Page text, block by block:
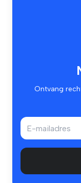
Ontvang